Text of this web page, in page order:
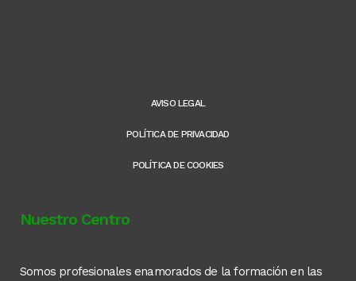
AVISO LEGAL
POLÍTICA DE PRIVACIDAD
POLÍTICA DE COOKIES
Nuestro Centro
Somos profesionales enamorados de la formación en las